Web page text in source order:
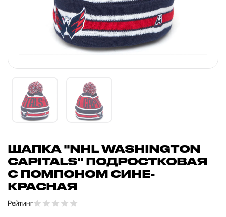
ШАПКА "NHL WASHINGTON
CAPITALS" ПОДРОСТКОВАЯ
С ПОМПОНОМ СИНЕ-
КРАСНАЯ
Рейтинг